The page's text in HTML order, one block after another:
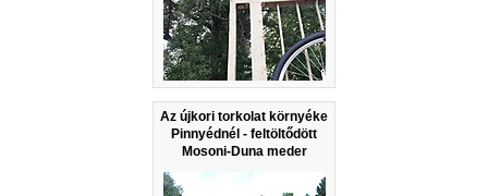
Az újkori torkolat környéke
Pinnyédnél - feltöltődött
Mosoni-Duna meder